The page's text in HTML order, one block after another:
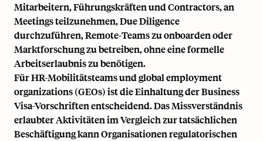
Mitarbeitern, Führungskräften und Contractors, an
Meetings teilzunehmen, Due Diligence
durchzuführen, Remote-Teams zu onboarden oder
Marktforschung zu betreiben, ohne eine formelle
Arbeitserlaubnis zu benötigen.
Für HR-Mobilitätsteams undglobal employment
organizations (GEOs)ist die Einhaltung der Business
Visa-Vorschriften entscheidend. Das Missverständnis
erlaubter Aktivitäten im Vergleich zur tatsächlichen
Beschäftigung kann Organisationen regulatorischen